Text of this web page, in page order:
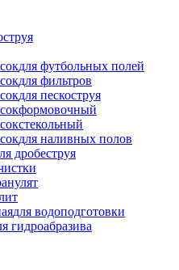
для футбольных полей
для фильтров
для пескоструя
формовочный
стекольный
для наливных полов
дробеструя
для водоподготовки
гидроабразива